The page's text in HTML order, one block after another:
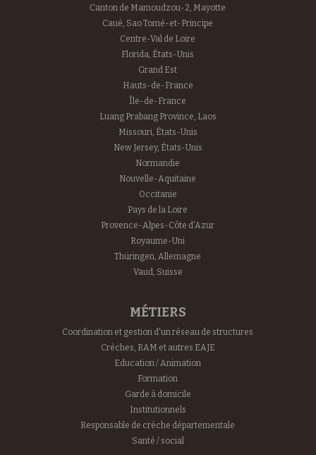
Canton de Mamoudzou-2, Mayotte
Caué, Sao Tomé-et-Principe
Centre-Val de Loire
Florida, États-Unis
Grand Est
Hauts-de-France
Île-de-France
Luang Prabang Province, Laos
Missouri, États-Unis
New Jersey, États-Unis
Normandie
Nouvelle-Aquitaine
Occitanie
Pays de la Loire
Provence-Alpes-Côte d'Azur
Royaume-Uni
Thüringen, Allemagne
Vaud, Suisse
MÉTIERS
Coordination et gestion d'un réseau de structures
Crèches, RAM et autres EAJE
Education / Animation
Formation
Garde à domicile
Institutionnels
Responsable de crèche départementale
Santé / social